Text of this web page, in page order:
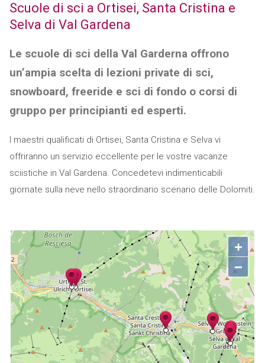
Scuole di sci a Ortisei, Santa Cristina e
Selva di Val Gardena
Le scuole di sci della Val Garderna offrono
un’ampia scelta di lezioni private di sci,
snowboard, freeride e sci di fondo o corsi di
gruppo per principianti ed esperti.
I maestri qualificati di Ortisei, Santa Cristina e Selva vi
offriranno un servizio eccellente per le vostre vacanze
sciistiche in Val Gardena. Concedetevi indimenticabili
giornate sulla neve nello straordinario scenario delle Dolomiti.
+
−